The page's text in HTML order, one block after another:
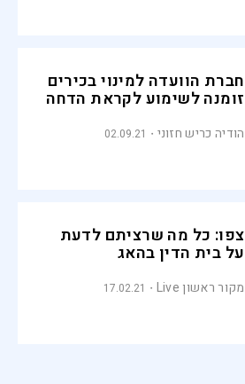
חברת הוועדה למינוי בכירים
זומנה לשימוע לקראת הדחה
הודיה כריש חזוני 02.09.21
צפו: כל מה שרציתם לדעת
על בית הדין בהאג
מקור ראשון Live 17.02.21